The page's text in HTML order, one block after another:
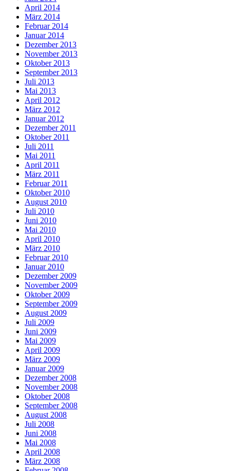
April 2014
März 2014
Februar 2014
Januar 2014
Dezember 2013
November 2013
Oktober 2013
September 2013
Juli 2013
Mai 2013
April 2012
März 2012
Januar 2012
Dezember 2011
Oktober 2011
Juli 2011
Mai 2011
April 2011
März 2011
Februar 2011
Oktober 2010
August 2010
Juli 2010
Juni 2010
Mai 2010
April 2010
März 2010
Februar 2010
Januar 2010
Dezember 2009
November 2009
Oktober 2009
September 2009
August 2009
Juli 2009
Juni 2009
Mai 2009
April 2009
März 2009
Januar 2009
Dezember 2008
November 2008
Oktober 2008
September 2008
August 2008
Juli 2008
Juni 2008
Mai 2008
April 2008
März 2008